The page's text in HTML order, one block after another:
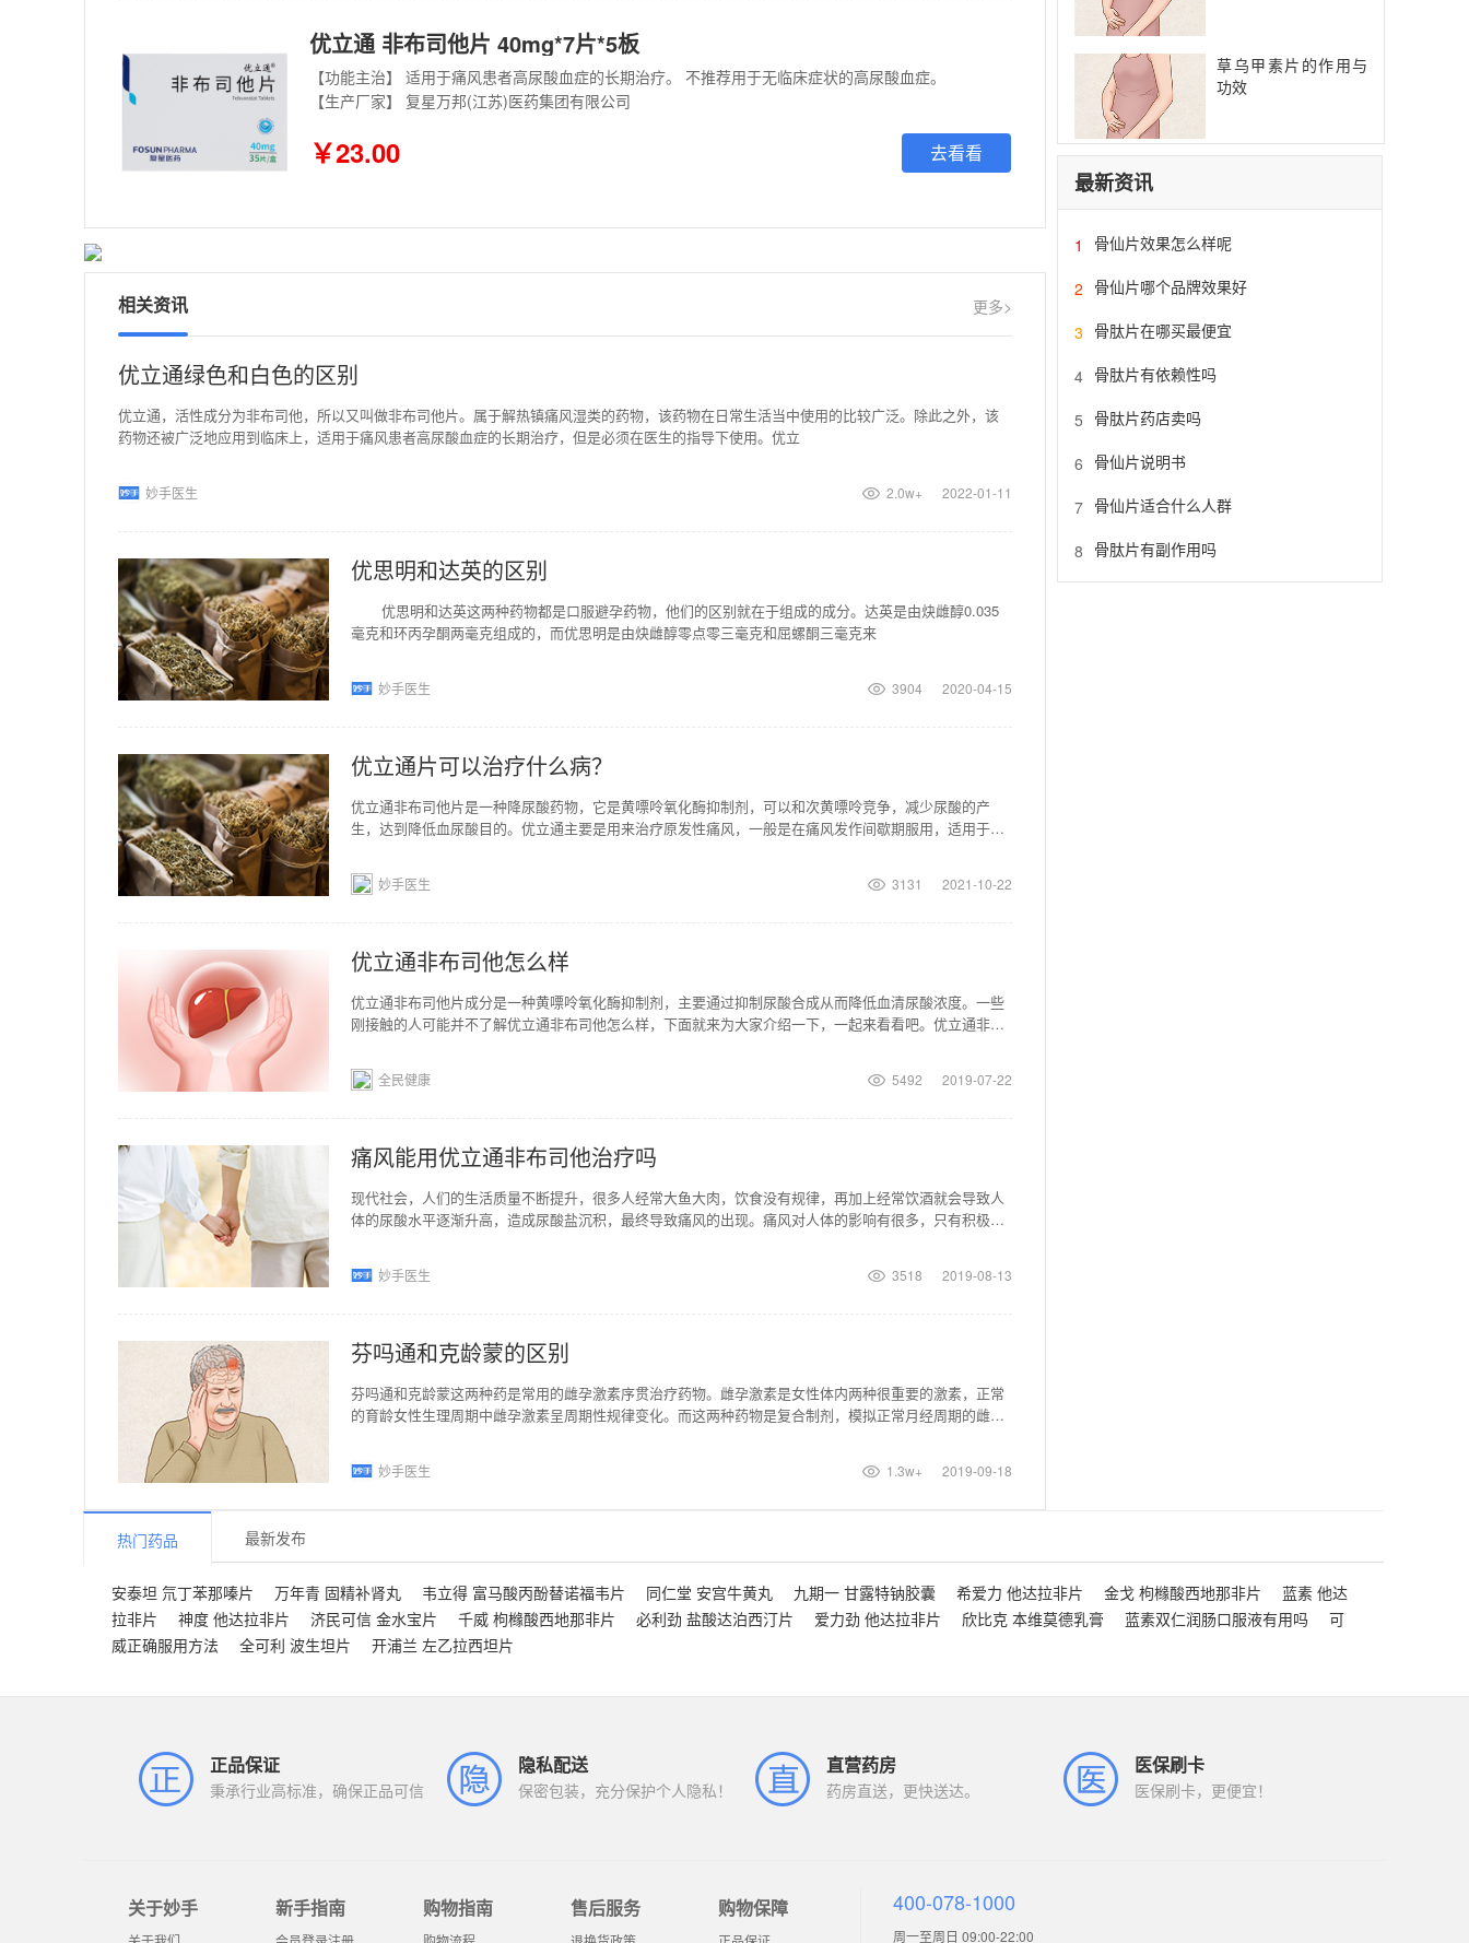
优立通 非布司他片 40mg*7片*5板
【功能主治】 适用于痛风患者高尿酸血症的长期治疗。 不推荐用于无临床症状的高尿酸血症。
【生产厂家】 复星万邦(江苏)医药集团有限公司
￥23.00 去看看
相关资讯 更多>
优立通绿色和白色的区别
优立通，活性成分为非布司他，所以又叫做非布司他片。属于解热镇痛风湿类的药物，该药物在日常生活当中使用的比较广泛。除此之外，该
药物还被广泛地应用到临床上，适用于痛风患者高尿酸血症的长期治疗，但是必须在医生的指导下使用。优立
妙手医生 2.0w+ 2022-01-11
优思明和达英的区别
优思明和达英这两种药物都是口服避孕药物，他们的区别就在于组成的成分。达英是由炔雌醇0.035
毫克和环丙孕酮两毫克组成的，而优思明是由炔雌醇零点零三毫克和屈螺酮三毫克来
妙手医生 3904 2020-04-15
优立通片可以治疗什么病？
优立通非布司他片是一种降尿酸药物，它是黄嘌呤氧化酶抑制剂，可以和次黄嘌呤竞争，减少尿酸的产
生，达到降低血尿酸目的。优立通主要是用来治疗原发性痛风，一般是在痛风发作间歇期服用，适用于痛
妙手医生 3131 2021-10-22
优立通非布司他怎么样
优立通非布司他片成分是一种黄嘌呤氧化酶抑制剂，主要通过抑制尿酸合成从而降低血清尿酸浓度。一些
刚接触的人可能并不了解优立通非布司他怎么样，下面就来为大家介绍一下，一起来看看吧。优立通非布
全民健康 5492 2019-07-22
痛风能用优立通非布司他治疗吗
现代社会，人们的生活质量不断提升，很多人经常大鱼大肉，饮食没有规律，再加上经常饮酒就会导致人
体的尿酸水平逐渐升高，造成尿酸盐沉积，最终导致痛风的出现。痛风对人体的影响有很多，只有积极治
妙手医生 3518 2019-08-13
芬吗通和克龄蒙的区别
芬吗通和克龄蒙这两种药是常用的雌孕激素序贯治疗药物。雌孕激素是女性体内两种很重要的激素，正常
的育龄女性生理周期中雌孕激素呈周期性规律变化。而这两种药物是复合制剂，模拟正常月经周期的雌孕
妙手医生 1.3w+ 2019-09-18
草乌甲素片的作用与
功效
最新资讯
1 骨仙片效果怎么样呢
2 骨仙片哪个品牌效果好
3 骨肽片在哪买最便宜
4 骨肽片有依赖性吗
5 骨肽片药店卖吗
6 骨仙片说明书
7 骨仙片适合什么人群
8 骨肽片有副作用吗
热门药品 最新发布
安泰坦 氘丁苯那嗪片 万年青 固精补肾丸 韦立得 富马酸丙酚替诺福韦片 同仁堂 安宫牛黄丸 九期一 甘露特钠胶囊 希爱力 他达拉非片 金戈 枸橼酸西地那非片
蓝素 他达
拉非片
神度 他达拉非片 济民可信 金水宝片 千威 枸橼酸西地那非片 必利劲 盐酸达泊西汀片 爱力劲 他达拉非片 欣比克 本维莫德乳膏 蓝素双仁润肠口服液有用吗
可
威正确服用方法
全可利 波生坦片 开浦兰 左乙拉西坦片
正品保证
秉承行业高标准，确保正品可信
隐私配送
保密包装，充分保护个人隐私！
直营药房
药房直送，更快送达。
医保刷卡
医保刷卡，更便宜！
关于妙手 新手指南 购物指南 售后服务 购物保障 400-078-1000
周一至周日 09:00-22:00